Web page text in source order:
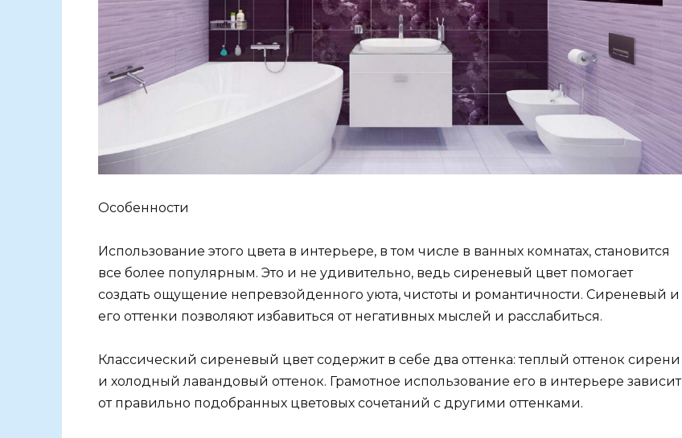
Особенности
Использование этого цвета в интерьере, в том числе в ванных комнатах, становится
все более популярным. Это и не удивительно, ведь сиреневый цвет помогает
создать ощущение непревзойденного уюта, чистоты и романтичности. Сиреневый и
его оттенки позволяют избавиться от негативных мыслей и расслабиться.
Классический сиреневый цвет содержит в себе два оттенка: теплый оттенок сирени
и холодный лавандовый оттенок. Грамотное использование его в интерьере зависит
от правильно подобранных цветовых сочетаний с другими оттенками.